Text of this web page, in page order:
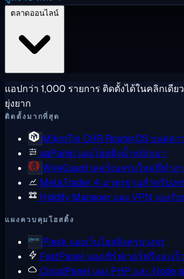
แอปกว่า 1,000 รายการ ติดตั้งได้ในคลิกเดีย
ยุ่งยาก
ติดตั้งมากที่สุด
MikroTik CHR RouterOS บนคลา
aaPanel แผงโฮสติงน้ำหนักเบา
WireGuard เคอร์เนลรุ่นใหม่ที่ทำง
MetaTrader 4 มาตรฐานสำหรับเท
Hiddify Manager แผง VPN รองรั
แผงควบคุมโฮสติ้ง
Plesk แผงเว็บโฮสติงครบวงจร
FastPanel แผงเซิร์ฟเวอร์ฟรีและเร็ว
CloudPanel แผง PHP และ Node.js